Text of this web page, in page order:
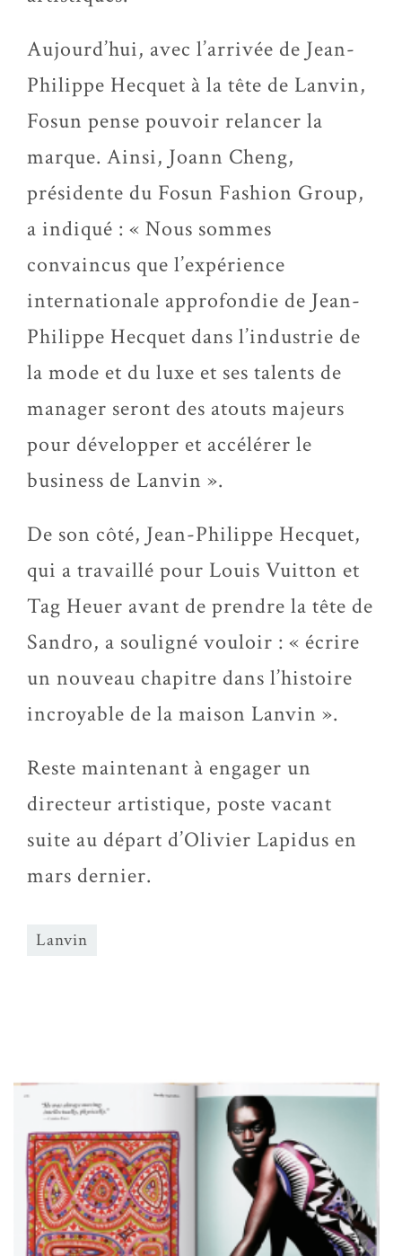
Aujourd’hui, avec l’arrivée de Jean-
Philippe Hecquet à la tête de Lanvin,
Fosun pense pouvoir relancer la
marque. Ainsi, Joann Cheng,
présidente du Fosun Fashion Group,
a indiqué : « Nous sommes
convaincus que l’expérience
internationale approfondie de Jean-
Philippe Hecquet dans l’industrie de
la mode et du luxe et ses talents de
manager seront des atouts majeurs
pour développer et accélérer le
business de Lanvin ».
De son côté, Jean-Philippe Hecquet,
qui a travaillé pour Louis Vuitton et
Tag Heuer avant de prendre la tête de
Sandro, a souligné vouloir : « écrire
un nouveau chapitre dans l’histoire
incroyable de la maison Lanvin ».
Reste maintenant à engager un
directeur artistique, poste vacant
suite au départ d’Olivier Lapidus en
mars dernier.
Lanvin